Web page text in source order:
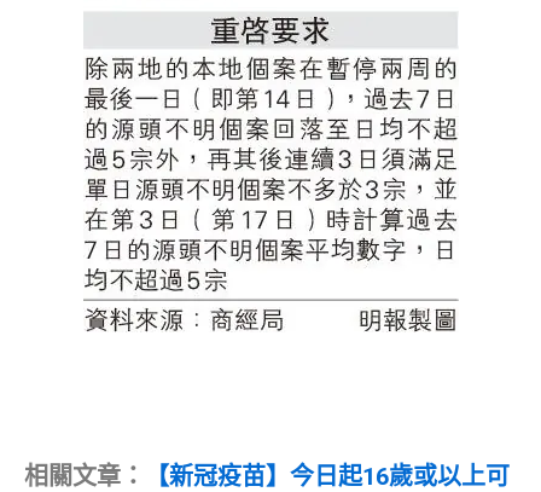
相關文章：
【新冠疫苗】今日起16歲或以上可